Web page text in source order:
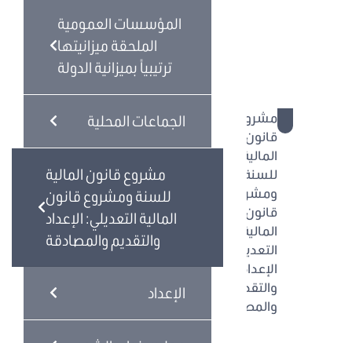
مشروع
قانون
المالية
للسنة
ومشروع
قانون
المالية
التعديلي:
الإعداد
والتقديم
والمصادقة
المؤسسات العمومية
الملحقة ميزانيتها
ترتيبياً بميزانية الدولة
الجماعات المحلية
مشروع قانون المالية
للسنة ومشروع قانون
المالية التعديلي: الإعداد
والتقديم والمصادقة
الإعداد